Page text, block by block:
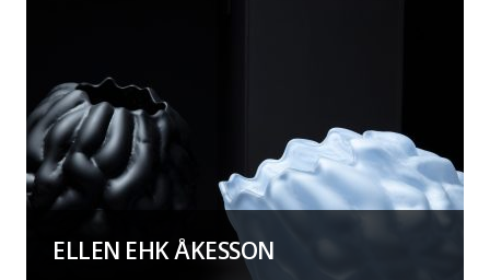
ELLEN EHK ÅKESSON